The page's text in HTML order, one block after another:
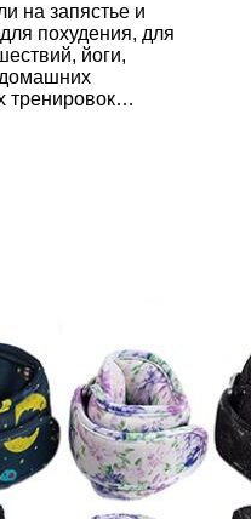
на запястье и
похудения, для
йоги,
тренировок…